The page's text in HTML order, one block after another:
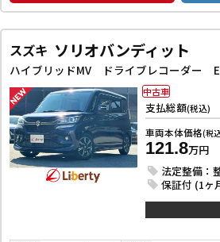
スズキ ソリオバンディット
支払総額(税込)
車両本体価格(税
121.8万円
法定整備：
保証付 (1ヶ
中古車